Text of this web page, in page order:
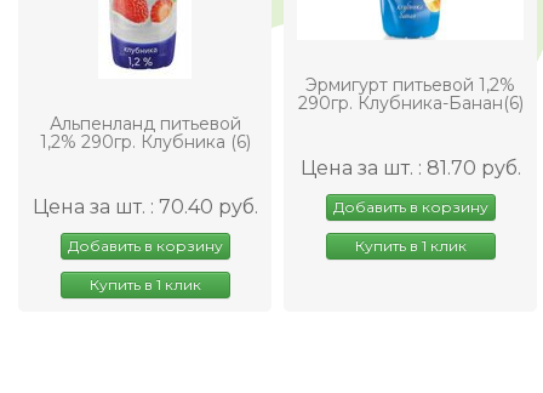
Альпенланд питьевой
1,2% 290гр. Клубника (6)
Цена за шт. : 70.40 руб.
Добавить в корзину
Купить в 1 клик
Эрмигурт питьевой 1,2%
290гр. Клубника-Банан(6)
Цена за шт. : 81.70 руб.
Добавить в корзину
Купить в 1 клик